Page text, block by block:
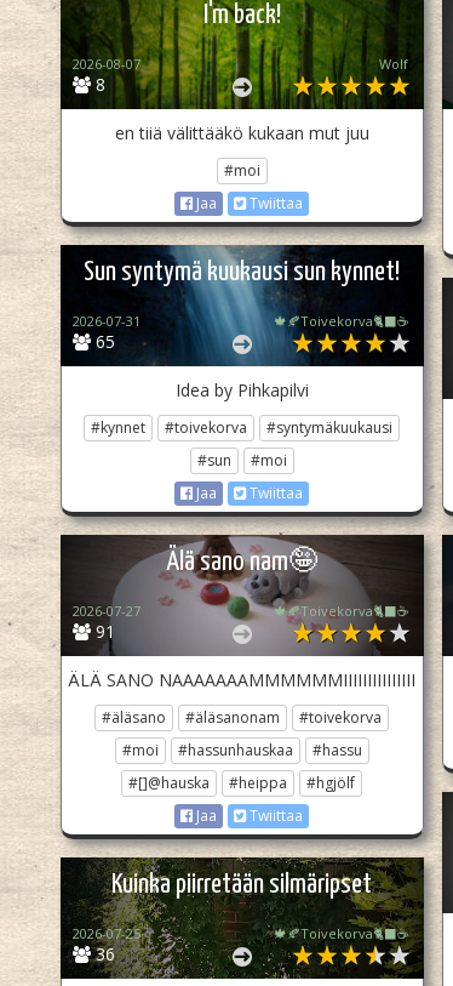
I'm back!
8
2026-08-07 Wolf
en tiiä välittääkö kukaan mut juu
#moi
Jaa
Twiittaa
Sun syntymä kuukausi sun kynnet!
65
2026-07-31 🍁🍂Toivekorva🐈‍⬛☕
Idea by Pihkapilvi
#kynnet #toivekorva
#syntymäkuukausi
#sun
#moi
Jaa
Twiittaa
Älä sano nam🤪
91
2026-07-27 🍁🍂Toivekorva🐈‍⬛☕
ÄLÄ SANO NAAAAAAAMMMMMMIIIIIIIIIIIIIII
#äläsano #äläsanonam
#toivekorva
#moi
#hassunhauskaa
#hassu
#[]@hauska
#heippa
#hgjölf
Jaa
Twiittaa
Kuinka piirretään silmäripset
36
2026-07-25 🍁🍂Toivekorva🐈‍⬛☕